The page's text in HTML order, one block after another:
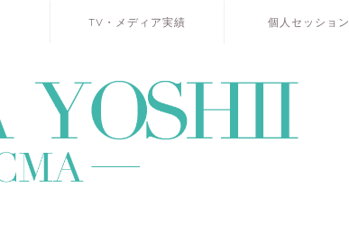
TV・メディア実績 個人セッション